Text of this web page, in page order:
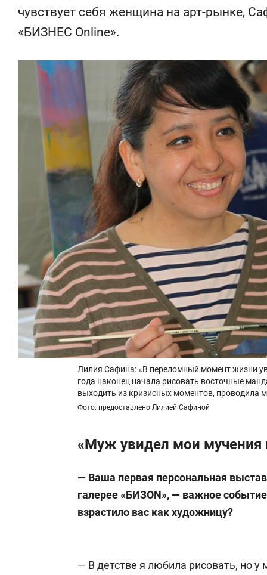
чувствует себя женщина на арт-рынке,
«БИЗНЕС Online».
Лилия Сафина: «В переломный момент жизни
года наконец начала рисовать восточные
выходить из кризисных моментов, проводила
Фото: предоставлено Лилией Сафиной
«Муж увидел мои мучения
— Ваша первая персональная
галерее «БИЗON», — важное
взрастило вас как художницу?
— В детстве я любила рисовать, но у